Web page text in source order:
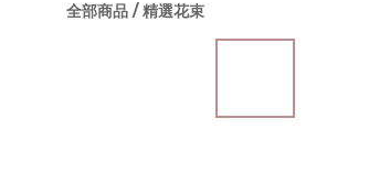
全部商品 /精選花束